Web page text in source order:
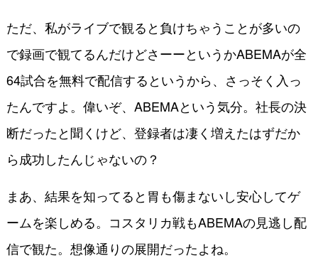
ただ、私がライブで観ると負けちゃうことが多いの
で録画で観てるんだけどさーーというかABEMAが全
64試合を無料で配信するというから、さっそく入っ
たんですよ。偉いぞ、ABEMAという気分。社長の決
断だったと聞くけど、登録者は凄く増えたはずだか
ら成功したんじゃないの？
まあ、結果を知ってると胃も傷まないし安心してゲ
ームを楽しめる。コスタリカ戦もABEMAの見逃し配
信で観た。想像通りの展開だったよね。